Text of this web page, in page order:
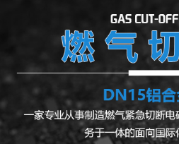
工业级紧急切断阀
阀门控制器